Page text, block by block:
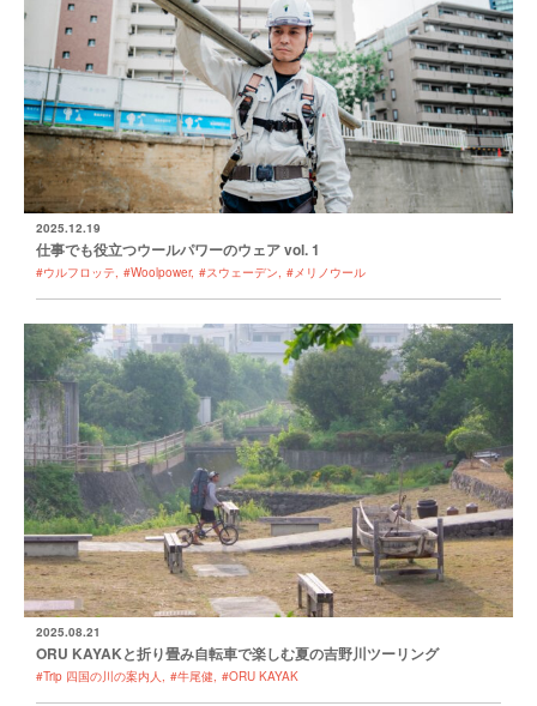
2025.12.19
仕事でも役立つウールパワーのウェア vol. 1
#ウルフロッテ #Woolpower #スウェーデン #メリノウール
2025.08.21
ORU KAYAKと折り畳み自転車で楽しむ夏の吉野川ツーリング
#Trip 四国の川の案内人 #牛尾健 #ORU KAYAK